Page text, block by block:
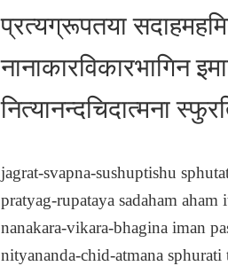
प्रत्यग्रूपतया
नानाकारविकारभागिन
नित्यानन्दचिदात्मना
jagrat-svapna-sushuptishu
pratyag-rupataya sadaham
nanakara-vikara-bhagina iman
nityananda-chid-atmana